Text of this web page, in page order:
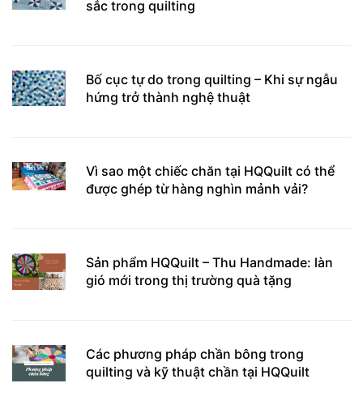
sắc trong quilting
Bố cục tự do trong quilting – Khi sự ngẫu
hứng trở thành nghệ thuật
Vì sao một chiếc chăn tại HQQuilt có thể
được ghép từ hàng nghìn mảnh vải?
Sản phẩm HQQuilt – Thu Handmade: làn
gió mới trong thị trường quà tặng
Các phương pháp chần bông trong
quilting và kỹ thuật chần tại HQQuilt